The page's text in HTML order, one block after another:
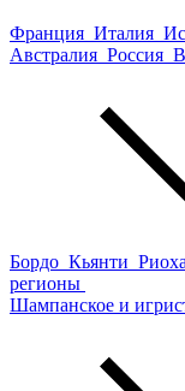
Франция Италия
Австралия Россия
Бордо Кьянти
регионы
Шампанское и